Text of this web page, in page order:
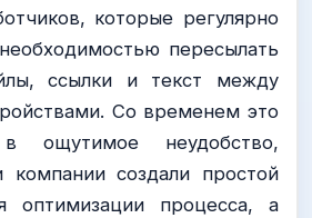
которые регулярно
пересылать
ссылки и текст между
Со временем это
в ощутимое неудобство,
компании создали простой
оптимизации процесса, а